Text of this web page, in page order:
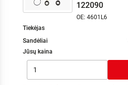
122090
OE: 4601L6
Tiekėjas
Sandėliai
Jūsų kaina